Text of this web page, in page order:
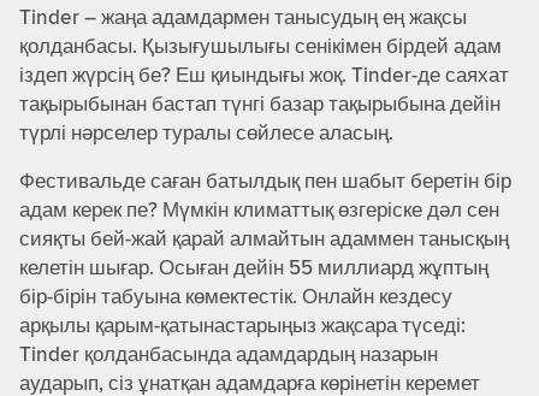
Tinder – жаңа адамдармен танысудың ең жақсы
қолданбасы. Қызығушылығы сенікімен бірдей адам
іздеп жүрсің бе? Еш қиындығы жоқ. Tinder-де саяхат
тақырыбынан бастап түнгі базар тақырыбына дейін
түрлі нәрселер туралы сөйлесе аласың.
Фестивальде саған батылдық пен шабыт беретін бір
адам керек пе? Мүмкін климаттық өзгеріске дәл сен
сияқты бей-жай қарай алмайтын адаммен танысқың
келетін шығар. Осыған дейін 55 миллиард жұптың
бір-бірін табуына көмектестік. Онлайн кездесу
арқылы қарым-қатынастарыңыз жақсара түседі:
Tinder қолданбасында адамдардың назарын
аударып, сіз ұнатқан адамдарға көрінетін керемет